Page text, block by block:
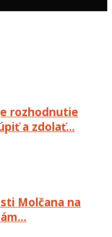
rozhodnutie
a zdolať…
Molčana na